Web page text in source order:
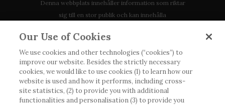
Denna webbplats innehåller information som riktar
sig till en stor publik och kan innehålla
tillgänglig eller giltig i ditt land. Vänligen observera
att vi inte tar något ansvar för information som
eventuellt inte uppfyller någon gällande rättslig
process, förordning, registrering eller användning i
landet där du bor.
Our Use of Cookies
We use cookies and other technologies (“cookies”) to
improve our website. Besides the strictly necessary
cookies, we would like to use cookies (1) to learn how our
website is used and how it performs, including cross-
site statistics, (2) to provide you with additional
functionalities and personalisation (3) to provide you